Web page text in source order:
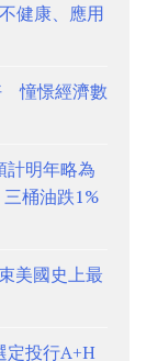
健康、應用
憧憬經濟數
計明年略為
桶油跌1%
美國史上最
定投行A+H